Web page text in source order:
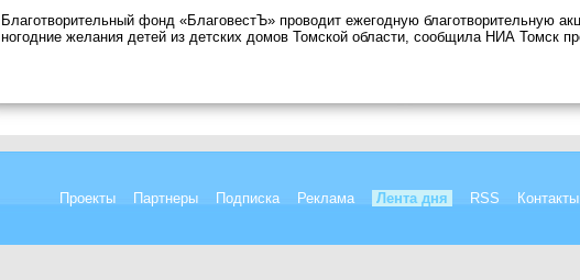
Благотворительный фонд «БлаговестЪ» проводит ежегодную благотворительную
ногодние желания детей из детских домов Томской области, сообщила НИА Томск
Проекты Партнеры Подписка Реклама Лента дня RSS Контакты